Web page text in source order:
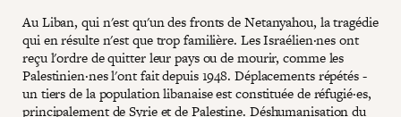
Au Liban, qui n'est qu'un des fronts de Netanyahou, la tragédie
qui en résulte n'est que trop familière. Les Israélien·nes ont
reçu l'ordre de quitter leur pays ou de mourir, comme les
Palestinien·nes l'ont fait depuis 1948. Déplacements répétés -
un tiers de la population libanaise est constituée de réfugié·es,
principalement de Syrie et de Palestine. Déshumanisation du